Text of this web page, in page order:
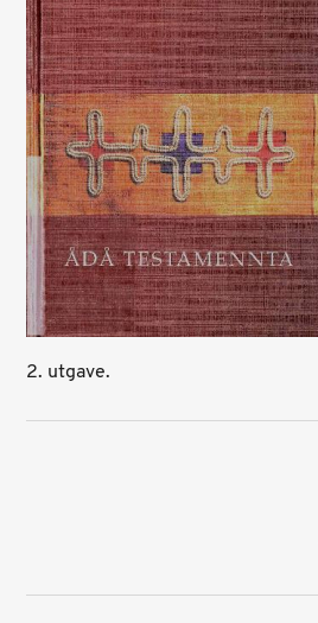
2. utgave.